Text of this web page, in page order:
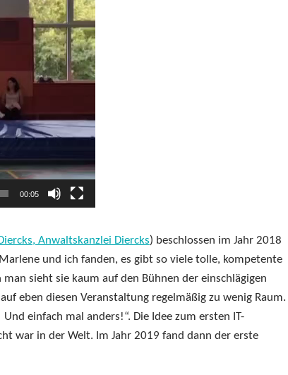
00:05
Anwaltskanzlei Diercks) beschlossen im Jahr 2018
und ich fanden, es gibt so viele tolle, kompetente
sieht sie kaum auf den Bühnen der einschlägigen
eben diesen Veranstaltung regelmäßig zu wenig Raum.
einfach mal anders!“. Die Idee zum ersten IT-
war in der Welt. Im Jahr 2019 fand dann der erste